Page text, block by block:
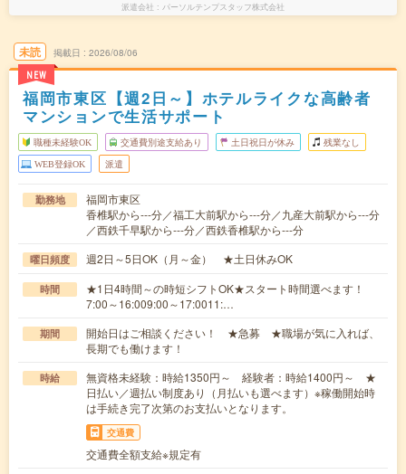
派遣会社 パーソルテンプスタッフ株式会社
未読
NEW
掲載日 2026/08/06
福岡市東区【週2日～】ホテルライクな高齢者
マンションで生活サポート
職種未経験OK 交通費別途支給あり 土日祝日が休み 残業なし
WEB登録OK 派遣
勤務地
福岡市東区
香椎駅から---分／福工大前駅から---分／九産大前駅から---分
／西鉄千早駅から---分／西鉄香椎駅から---分
曜日頻度 週2日～5日OK（月～金） ★土日休みOK
時間
★1日4時間～の時短シフトOK★スタート時間選べます！
7:00～16:009:00～17:0011:…
期間
開始日はご相談ください！ ★急募 ★職場が気に入れば、
長期でも働けます！
時給
無資格未経験：時給1350円～ 経験者：時給1400円～ ★
日払い／週払い制度あり（月払いも選べます）※稼働開始時
は手続き完了次第のお支払いとなります。
交通費
交通費全額支給※規定有